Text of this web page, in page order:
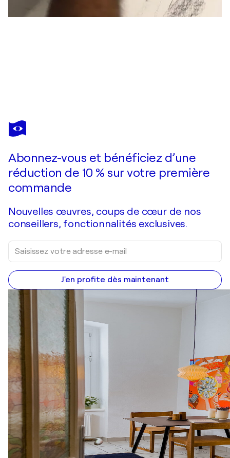
JOSE ANTONIO MARTIN SANTOS
Ses Salines (II)
Abonnez-vous et bénéficiez d’une
réduction de 10 % sur votre première
commande
Nouvelles œuvres, coups de cœur de nos
conseillers, fonctionnalités exclusives.
J'en profite dès maintenant